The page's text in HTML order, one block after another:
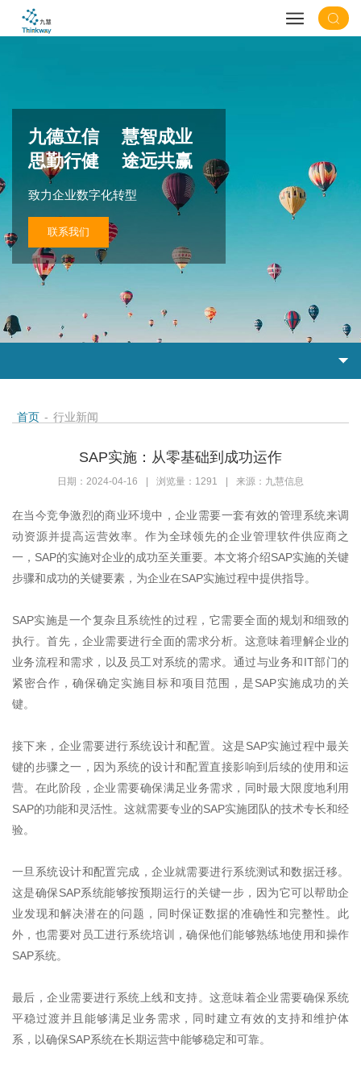
九德立信 慧智成业
思勤行健 途远共赢
致力企业数字化转型
联系我们
首页 - 行业新闻
SAP实施：从零基础到成功运作
日期：2024-04-16 浏览量：1291 来源：九慧信息
在当今竞争激烈的商业环境中，企业需要一套有效的管理系统来调
动资源并提高运营效率。作为全球领先的企业管理软件供应商之
一， SAP的实施对企业的成功至关重要。本文将介绍SAP实施的关键
步骤和成功的关键要素，为企业在SAP实施过程中提供指导。
SAP实施是一个复杂且系统性的过程，它需要全面的规划和细致的
执行。首先，企业需要进行全面的需求分析。这意味着理解企业的
业务流程和需求，以及员工对系统的需求。通过与业务和IT部门的
紧密合作，确保确定实施目标和项目范围，是SAP实施成功的关
键。
接下来，企业需要进行系统设计和配置。这是SAP实施过程中最关
键的步骤之一，因为系统的设计和配置直接影响到后续的使用和运
营。在此阶段，企业需要确保满足业务需求，同时最大限度地利用
SAP的功能和灵活性。这就需要专业的SAP实施团队的技术专长和经
验。
一旦系统设计和配置完成，企业就需要进行系统测试和数据迁移。
这是确保SAP系统能够按预期运行的关键一步，因为它可以帮助企
业发现和解决潜在的问题，同时保证数据的准确性和完整性。此
外，也需要对员工进行系统培训，确保他们能够熟练地使用和操作
SAP系统。
最后，企业需要进行系统上线和支持。这意味着企业需要确保系统
平稳过渡并且能够满足业务需求，同时建立有效的支持和维护体
系，以确保SAP系统在长期运营中能够稳定和可靠。